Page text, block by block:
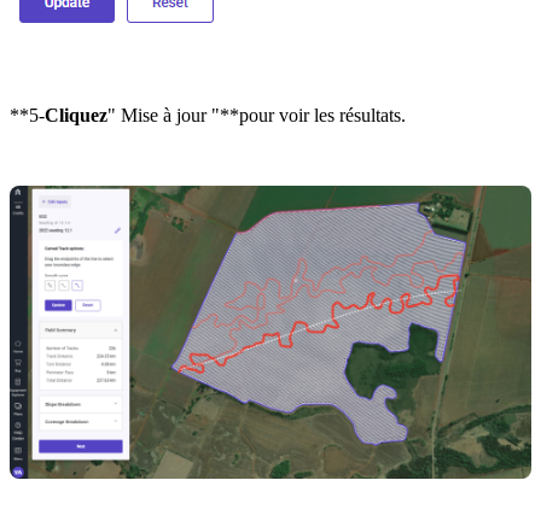
**5-Cliquez" Mise à jour "**pour voir les résultats.